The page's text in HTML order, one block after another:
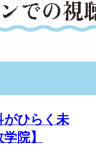
がひらく未
院】